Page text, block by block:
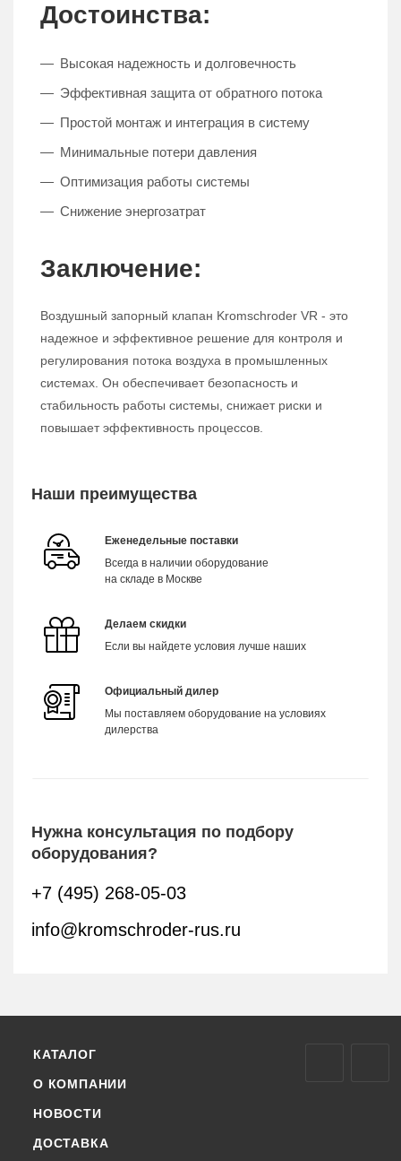
Достоинства:
Высокая надежность и долговечность
Эффективная защита от обратного потока
Простой монтаж и интеграция в систему
Минимальные потери давления
Оптимизация работы системы
Снижение энергозатрат
Заключение:
Воздушный запорный клапан Kromschroder VR - это
надежное и эффективное решение для контроля и
регулирования потока воздуха в промышленных
системах. Он обеспечивает безопасность и
стабильность работы системы, снижает риски и
повышает эффективность процессов.
Наши преимущества
Еженедельные поставки
Всегда в наличии оборудование
на складе в Москве
Делаем скидки
Если вы найдете условия лучше наших
Официальный дилер
Мы поставляем оборудование на условиях
дилерства
Нужна консультация по подбору
оборудования?
+7 (495) 268-05-03
info@kromschroder-rus.ru
КАТАЛОГ
О КОМПАНИИ
НОВОСТИ
ДОСТАВКА